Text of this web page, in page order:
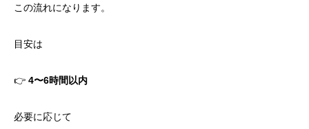
この流れになります。
目安は
👉 4〜6時間以内
必要に応じて